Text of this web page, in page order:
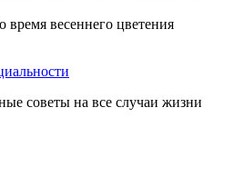
весеннего цветения
советы на все случаи жизни